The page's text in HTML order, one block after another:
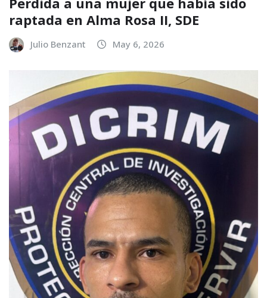
raptada en Alma Rosa II, SDE
Julio Benzant May 6, 2026